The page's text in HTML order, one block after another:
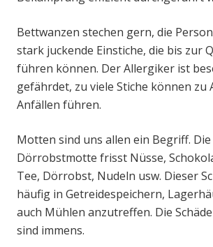
Bettwanzen stechen gern, die
stark juckende Einstiche, die bis zur
führen können. Der Allergiker ist
gefährdet, zu viele Stiche können zu
Anfällen führen.
Motten sind uns allen ein Begriff.
Dörrobstmotte frisst Nüsse,
Tee, Dörrobst, Nudeln usw. Dieser
häufig in Getreidespeichern,
auch Mühlen anzutreffen. Die
sind immens.